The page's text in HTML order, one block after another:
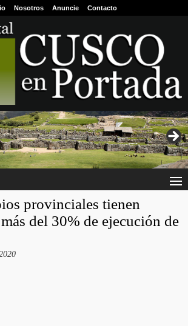
Nosotros Anuncie Contacto
provinciales tienen
del 30% de ejecución de